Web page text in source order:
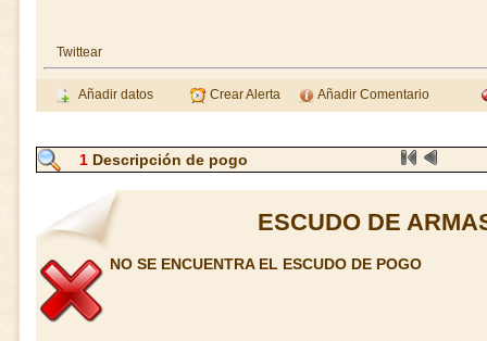
Twittear
Añadir datos Crear Alerta Añadir Comentario
1 Descripción de pogo
ESCUDO DE
NO SE ENCUENTRA EL ESCUDO DE POGO